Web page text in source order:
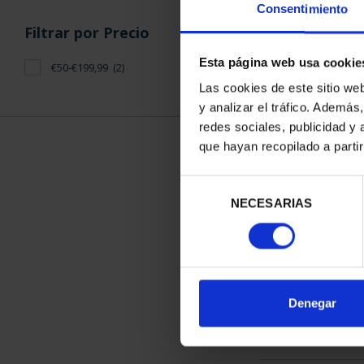
Consentimiento
Esta página web usa
Las cookies de este sitio
y analizar el tráfico.
redes sociales, publicidad y
que hayan recopilado a
consentimiento
NECESARIAS
Denegar
Filtrar por Precio
€50-€199,99 (2)
CAPITALES
ORDENAR POR: